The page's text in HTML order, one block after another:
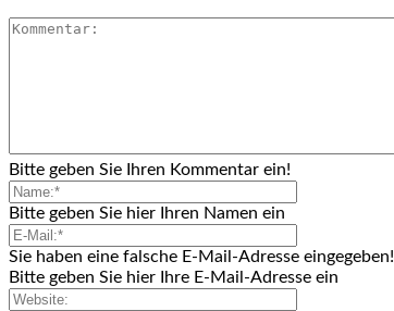
Bitte geben Sie Ihren Kommentar ein!
Bitte geben Sie hier Ihren Namen ein
Sie haben eine falsche E-Mail-Adresse eingegeben!
Bitte geben Sie hier Ihre E-Mail-Adresse ein